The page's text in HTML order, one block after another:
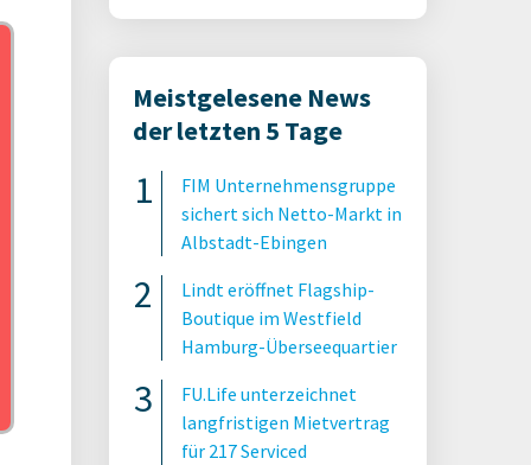
Meistgelesene News
der letzten 5 Tage
FIM Unternehmensgruppe
sichert sich Netto-Markt in
Albstadt-Ebingen
Lindt eröffnet Flagship-
Boutique im Westfield
Hamburg-Überseequartier
FU.Life unterzeichnet
langfristigen Mietvertrag
für 217 Serviced